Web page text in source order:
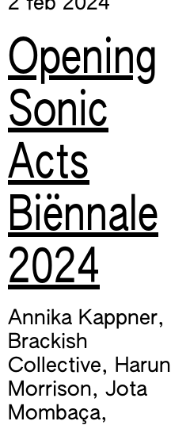
Opening
Sonic
Acts
Biënnale
2024
Annika Kappner,
Brackish
Collective, Harun
Morrison, Jota
Mombaça,